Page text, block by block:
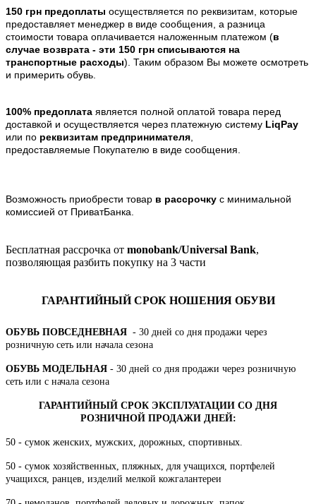
150 грн предоплаты осуществляется по реквизитам, которые
предоставляет менеджер в виде сообщения, а разница
стоимости товара оплачивается наложенным платежом (в
случае возврата - эти 150 грн списываются на
транспортные расходы). Таким образом Вы можете осмотреть
и примерить обувь.
100% предоплата является полной оплатой товара перед
доставкой и осуществляется через платежную систему LiqPay
или по реквизитам предпринимателя
предоставляемые Покупателю в виде сообщения.
Возможность приобрести товар в рассрочку с минимальной
комиссией от ПриватБанка.
Бесплатная рассрочка от monobank/Universal Bank,
позволяющая разбить покупку на 3 части
ГАРАНТИЙНЫЙ СРОК НОШЕНИЯ ОБУВИ
ОБУВЬ ПОВСЕДНЕВНАЯ - 30 дней со дня продажи через
розничную сеть или начала сезона
ОБУВЬ МОДЕЛЬНАЯ - 30 дней со дня продажи через розничную
сеть или с начала сезона
ГАРАНТИЙНЫЙ СРОК ЭКСПЛУАТАЦИИ СО ДНЯ
РОЗНИЧНОЙ ПРОДАЖИ ДНЕЙ:
50 - сумок женских, мужских, дорожных, спортивных.
50 - сумок хозяйственных, пляжных, для учащихся, портфелей
учащихся, ранцев, изделий мелкой кожгалантереи